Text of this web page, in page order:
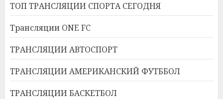
ТОП ТРАНСЛЯЦИИ СПОРТА СЕГОДНЯ
Трансляции ONE FC
ТРАНСЛЯЦИИ АВТОСПОРТ
ТРАНСЛЯЦИИ АМЕРИКАНСКИЙ ФУТББОЛ
ТРАНСЛЯЦИИ БАСКЕТБОЛ